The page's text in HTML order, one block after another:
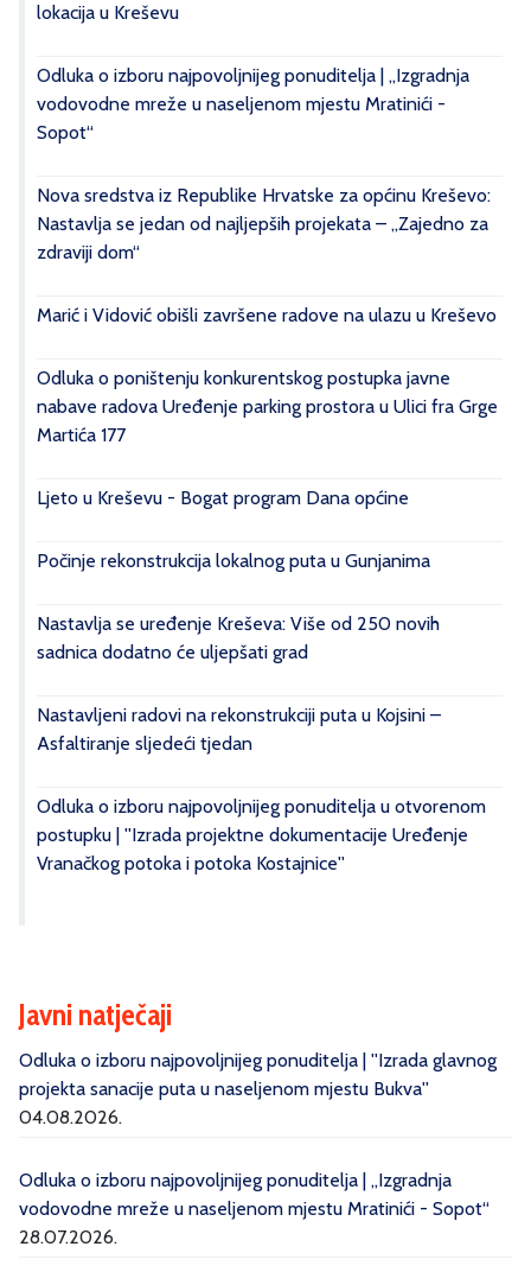
lokacija u Kreševu
Odluka o izboru najpovoljnijeg ponuditelja | „Izgradnja
vodovodne mreže u naseljenom mjestu Mratinići -
Sopot“
Nova sredstva iz Republike Hrvatske za općinu Kreševo:
Nastavlja se jedan od najljepših projekata – „Zajedno za
zdraviji dom“
Marić i Vidović obišli završene radove na ulazu u Kreševo
Odluka o poništenju konkurentskog postupka javne
nabave radova Uređenje parking prostora u Ulici fra Grge
Martića 177
Ljeto u Kreševu - Bogat program Dana općine
Počinje rekonstrukcija lokalnog puta u Gunjanima
Nastavlja se uređenje Kreševa: Više od 250 novih
sadnica dodatno će uljepšati grad
Nastavljeni radovi na rekonstrukciji puta u Kojsini –
Asfaltiranje sljedeći tjedan
Odluka o izboru najpovoljnijeg ponuditelja u otvorenom
postupku | ''Izrada projektne dokumentacije Uređenje
Vranačkog potoka i potoka Kostajnice''
Javni natječaji
Odluka o izboru najpovoljnijeg ponuditelja | ''Izrada glavnog
projekta sanacije puta u naseljenom mjestu Bukva''
04.08.2026.
Odluka o izboru najpovoljnijeg ponuditelja | „Izgradnja
vodovodne mreže u naseljenom mjestu Mratinići - Sopot“
28.07.2026.